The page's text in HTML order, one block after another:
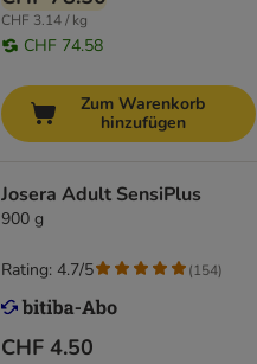
CHF 3.14 / kg
CHF 74.58
Zum Warenkorb
hinzufügen
Josera Adult SensiPlus
900 g
CHF 4.50
Rating: 4.7/5 (154)